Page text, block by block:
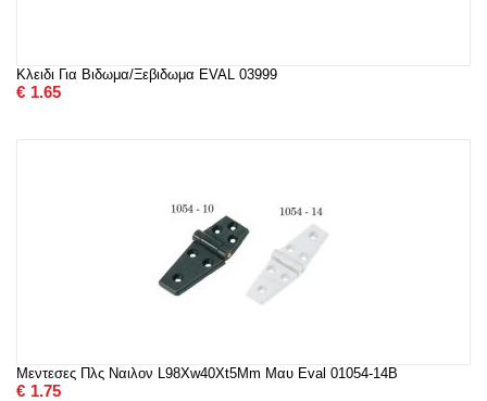
Κλειδι Για Βιδωμα/Ξεβιδωμα EVAL 03999
€ 1.65
Μεντεσες Πλς Ναιλον L98Xw40Xt5Mm Μαυ Eval 01054-14B
€ 1.75